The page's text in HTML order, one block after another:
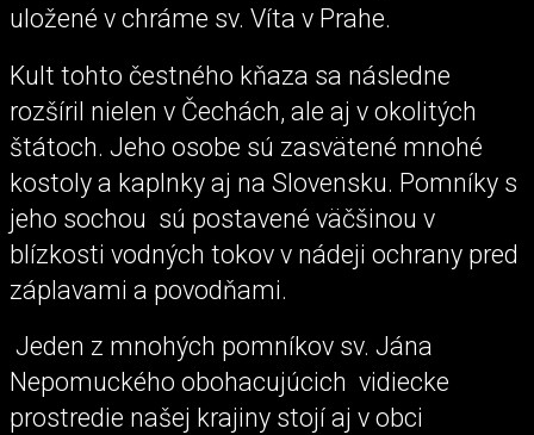
uložené v chráme sv. Víta v Prahe.
Kult tohto čestného kňaza sa následne
rozšíril nielen v Čechách, ale aj v okolitých
štátoch. Jeho osobe sú zasvätené mnohé
kostoly a kaplnky aj na Slovensku. Pomníky s
jeho sochou sú postavené väčšinou v
blízkosti vodných tokov v nádeji ochrany pred
záplavami a povodňami.
Jeden z mnohých pomníkov sv. Jána
Nepomuckého obohacujúcich vidiecke
prostredie našej krajiny stojí aj v obci